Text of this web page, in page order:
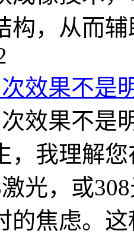
构，从而
效果不是
效果不是
，我理解
激光，或
的焦虑。